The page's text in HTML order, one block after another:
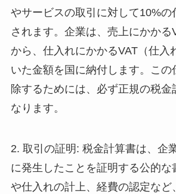
やサービスの取引に対して10%の
されます。企業は、売上にかかる
から、仕入れにかかるVAT（仕入
いた金額を国に納付します。この
除するためには、必ず正規の税金
なります。
2. 取引の証明: 税金計算書は、企
に発生したことを証明する公的な
や仕入れの計上、経費の認定など